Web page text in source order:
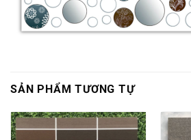
SẢN PHẨM TƯƠNG TỰ